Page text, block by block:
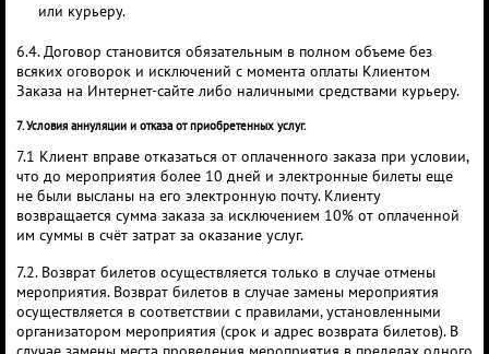
или курьеру.
6.4. Договор становится обязательным в полном объеме без
всяких оговорок и исключений с момента оплаты Клиентом
Заказа на Интернет-сайте либо наличными средствами курьеру.
7. Условия аннуляции и отказа от приобретенных услуг.
7.1 Клиент вправе отказаться от оплаченного заказа при условии,
что до мероприятия более 10 дней и электронные билеты еще
не были высланы на его электронную почту. Клиенту
возвращается сумма заказа за исключением 10% от оплаченной
им суммы в счёт затрат за оказание услуг.
7.2. Возврат билетов осуществляется только в случае отмены
мероприятия. Возврат билетов в случае замены мероприятия
осуществляется в соответствии с правилами, установленными
организатором мероприятия (срок и адрес возврата билетов). В